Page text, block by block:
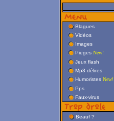
Blagues
Vidéos
Images
Pieges New!
Jeux flash
Mp3 délires
Humoristes New!
Pps
Faux-virus
Beauf ?